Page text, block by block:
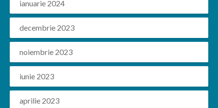
ianuarie 2024
decembrie 2023
noiembrie 2023
iunie 2023
aprilie 2023